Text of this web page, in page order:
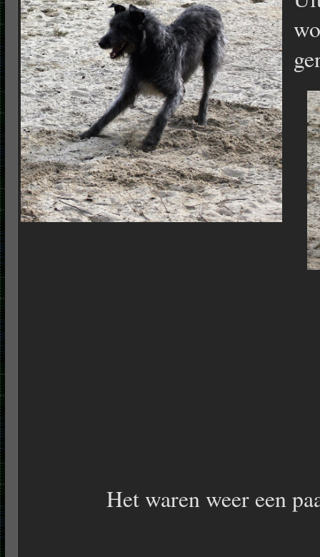
Het waren weer een